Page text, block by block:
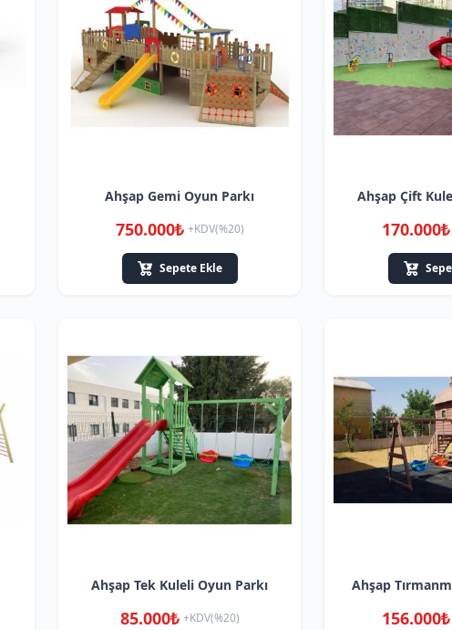
Ahşap Gemi Oyun Parkı
750.000₺ +KDV(%20)
Sepete Ekle
Ahşap Çift
170.000₺
Ahşap Tek Kuleli Oyun Parkı
85.000₺ +KDV(%20)
Ahşap
156.000₺